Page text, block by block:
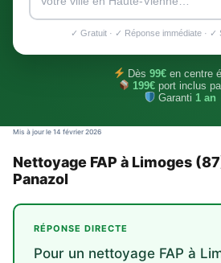
✓ Gratuit · ✓ Réponse immédiate · ✓
Dès99€ en centre
199€ port inclus
Garanti1 an
Mis à jour le 14 février 2026
Nettoyage FAP à Limoges
Panazol
RÉPONSE DIRECTE
Pour un nettoyage FAP à